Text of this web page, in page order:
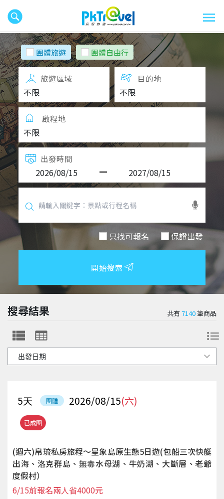
團體旅遊 團體自由行
旅遊區域 目的地
啟程地
出發時間
只找可報名 保證出發
開始搜索
搜尋結果 共有7140筆商品
已成團
團體 2026/08/15(六)
5天
(週六)帛琉私房旅程～星象島原生態5日遊(包船三次快艇
出海、洛克群島、無毒水母湖、牛奶湖、大斷層、老爺
度假村）
6/15前報名兩人省4000元